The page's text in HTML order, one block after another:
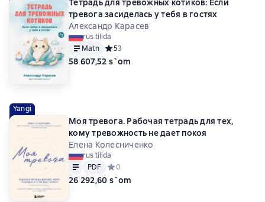
Тетрадь для тревожных котиков: Если
тревога засиделась у тебя в гостях
Александр Карасев
rus tilida
Matn
Средний рейтинг 5 на основе 3 оценок
53
58 607,52 s`om
Yangi
Моя тревога. Рабочая тетрадь для тех,
кому тревожность не дает покоя
Елена Колесниченко
rus tilida
Matn
PDF
PDF Средний рейтинг 0 на основе 0 оценок
0
26 292,60 s`om